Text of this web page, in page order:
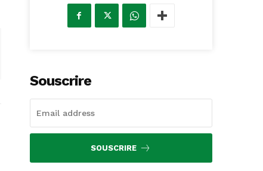
Souscrire
SOUSCRIRE